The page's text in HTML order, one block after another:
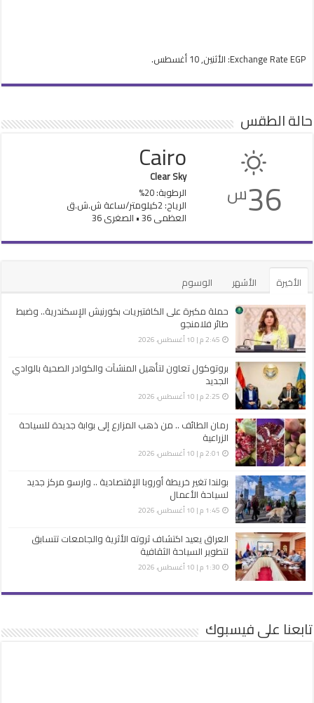
Exchange Rate EGP : الأثنين, 10 أغسطس.
حالة الطقس
36س
Cairo
Clear Sky
الرطوبة: 20%
الرياح: 2كيلومتر/ساعة ش.ش.ق‎
العظمى 36 • الصغرى 36
الأخيرة الأشهر
الوسوم
حملة مكبرة على الكافتيريات بكورنيش الإسكندرية.. وضبط
طائر فلامنجو
2:45 م | 10 أغسطس، 2026
بروتوكول تعاون لتأهيل المنشآت والكوادر الصحية بالوادي
الجديد
2:25 م | 10 أغسطس، 2026
رمان الطائف .. من ذهب المزارع إلى بوابة جديدة للسياحة
الزراعية
2:01 م | 10 أغسطس، 2026
بولندا تغير خريطة أوروبا الإقتصادية .. وارسو مركز جديد
لسياحة الأعمال
1:45 م | 10 أغسطس، 2026
العراق يعيد اكتشاف ثروته الأثرية والجامعات تتسابق
لتطوير السياحة الثقافية
1:30 م | 10 أغسطس، 2026
تابعنا على فيسبوك